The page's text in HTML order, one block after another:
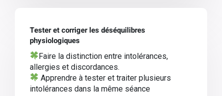
Tester et corriger les déséquilibres
physiologiques
Faire la distinction entre intolérances,
allergies et discordances.
Apprendre à tester et traiter plusieurs
intolérances dans la même séance